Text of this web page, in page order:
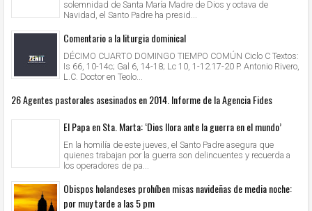
solemnidad de Santa María Madre de Dios y octava de
Navidad, el Santo Padre ha presid...
Comentario a la liturgia dominical
DÉCIMO CUARTO DOMINGO TIEMPO COMÚN Ciclo C Textos:
Is 66, 10-14c; Gal 6, 14-18; Lc 10, 1-12.17-20 P. Antonio Rivero,
L.C. Doctor en Teolo...
26 Agentes pastorales asesinados en 2014. Informe de la Agencia Fides
El Papa en Sta. Marta: ‘Dios llora ante la guerra en el mundo’
En la homilía de este jueves, el Santo Padre asegura que
quienes trabajan por la guerra son delincuentes y recuerda a
los operadores de pa...
Obispos holandeses prohíben misas navideñas de media noche:
por muy tarde a las 5 pm